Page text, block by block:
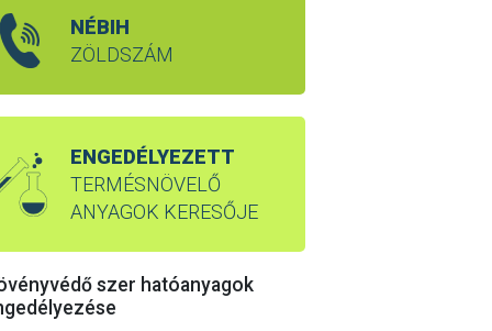
NÉBIH
ZÖLDSZÁM
ENGEDÉLYEZETT
TERMÉSNÖVELŐ
ANYAGOK KERESŐJE
szer hatóanyagok